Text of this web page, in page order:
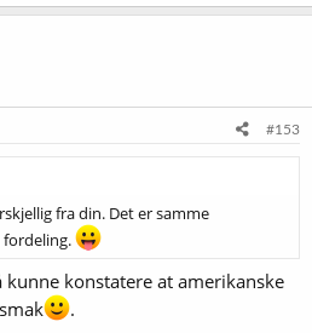
#153
fra din. Det er samme
kunne konstatere at amerikanske
.